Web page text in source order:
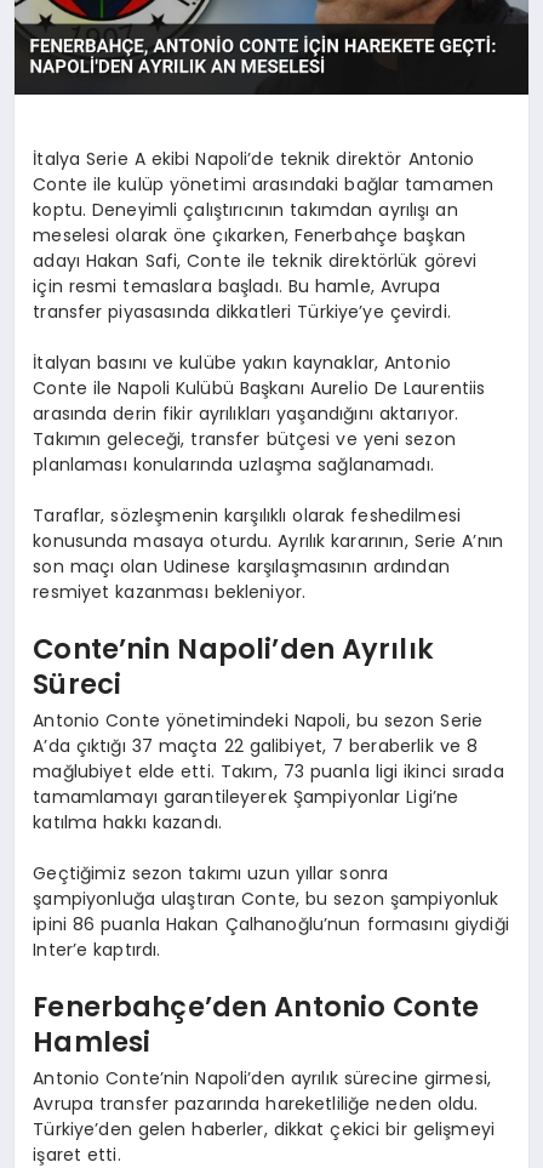
İtalya Serie A ekibi Napoli’de teknik direktör Antonio
Conte ile kulüp yönetimi arasındaki bağlar tamamen
koptu. Deneyimli çalıştırıcının takımdan ayrılışı an
meselesi olarak öne çıkarken, Fenerbahçe başkan
adayı Hakan Safi, Conte ile teknik direktörlük görevi
için resmi temaslara başladı. Bu hamle, Avrupa
transfer piyasasında dikkatleri Türkiye’ye çevirdi.
İtalyan basını ve kulübe yakın kaynaklar, Antonio
Conte ile Napoli Kulübü Başkanı Aurelio De Laurentiis
arasında derin fikir ayrılıkları yaşandığını aktarıyor.
Takımın geleceği, transfer bütçesi ve yeni sezon
planlaması konularında uzlaşma sağlanamadı.
Taraflar, sözleşmenin karşılıklı olarak feshedilmesi
konusunda masaya oturdu. Ayrılık kararının, Serie A’nın
son maçı olan Udinese karşılaşmasının ardından
resmiyet kazanması bekleniyor.
Conte’nin Napoli’den Ayrılık
Süreci
Antonio Conte yönetimindeki Napoli, bu sezon Serie
A’da çıktığı 37 maçta 22 galibiyet, 7 beraberlik ve 8
mağlubiyet elde etti. Takım, 73 puanla ligi ikinci sırada
tamamlamayı garantileyerek Şampiyonlar Ligi’ne
katılma hakkı kazandı.
Geçtiğimiz sezon takımı uzun yıllar sonra
şampiyonluğa ulaştıran Conte, bu sezon şampiyonluk
ipini 86 puanla Hakan Çalhanoğlu’nun formasını giydiği
Inter’e kaptırdı.
Fenerbahçe’den Antonio Conte
Hamlesi
Antonio Conte’nin Napoli’den ayrılık sürecine girmesi,
Avrupa transfer pazarında hareketliliğe neden oldu.
Türkiye’den gelen haberler, dikkat çekici bir gelişmeyi
işaret etti.